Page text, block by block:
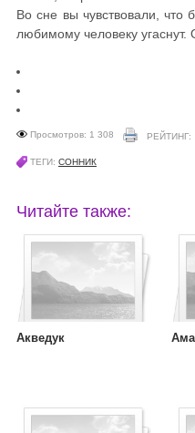
Во сне вы чувствовали, что
любимому человеку
Просмотров: 1 308 РЕЙТИНГ:
ТЕГИ: СОННИК
Читайте также:
Акведук